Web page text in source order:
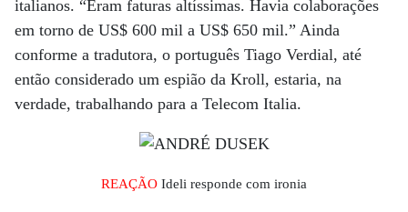
italianos. “Eram faturas altíssimas. Havia colaborações
em torno de US$ 600 mil a US$ 650 mil.” Ainda
conforme a tradutora, o português Tiago Verdial, até
então considerado um espião da Kroll, estaria, na
verdade, trabalhando para a Telecom Italia.
REAÇÃO Ideli responde com ironia